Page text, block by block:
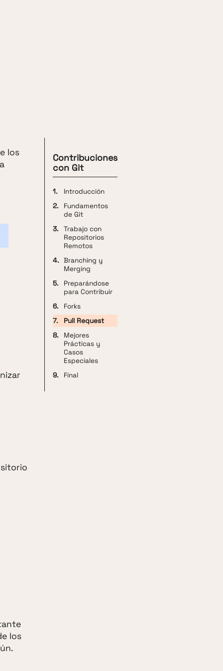
los
los
Contribuciones
con Git
1.
Introducción
2.
Fundamentos
de Git
3.
Trabajo con
Repositorios
Remotos
4. Branching y
Merging
5.
Preparándose
para Contribuir
6.
Forks
7.
Pull Request
8.
Mejores
Prácticas y
Casos
Especiales
9.
Final